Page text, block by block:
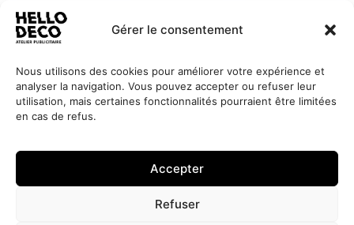
Gérer le consentement
Nous utilisons des cookies pour améliorer votre expérience et
analyser la navigation. Vous pouvez accepter ou refuser leur
utilisation, mais certaines fonctionnalités pourraient être limitées
en cas de refus.
Accepter
Refuser
Services
Réalisations
Nos
engagements
+352 27
44 99 88
HELLO
DECO
L-8552
Luxembourg